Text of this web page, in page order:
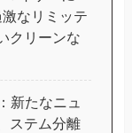
なリミッテ
クリーンな
新たなニュ
ステム分離